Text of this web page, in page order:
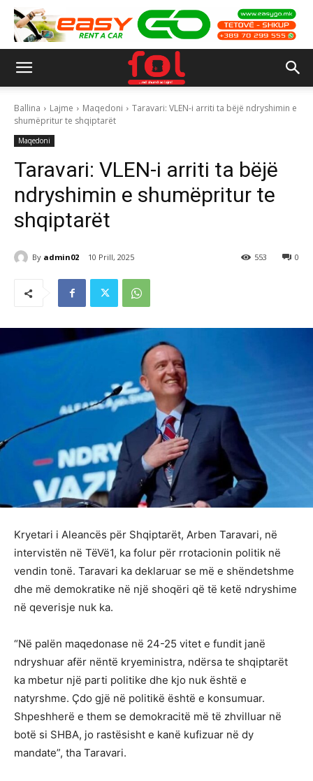
Ballina Lajme Maqedoni
Taravari: VLEN-i arriti ta bëjë ndryshimin e
shumëpritur te shqiptarët
Maqedoni
Taravari: VLEN-i arriti ta bëjë
ndryshimin e shumëpritur te
shqiptarët
By admin02 10 Prill, 2025 0
553
Kryetari i Aleancës për Shqiptarët, Arben Taravari, në
intervistën në TëVë1, ka folur për rrotacionin politik në
vendin tonë. Taravari ka deklaruar se më e shëndetshme
dhe më demokratike në një shoqëri që të ketë ndryshime
në qeverisje nuk ka.
“Në palën maqedonase në 24-25 vitet e fundit janë
ndryshuar afër nëntë kryeministra, ndërsa te shqiptarët
ka mbetur një parti politike dhe kjo nuk është e
natyrshme. Çdo gjë në politikë është e konsumuar.
Shpeshherë e them se demokracitë më të zhvilluar në
botë si SHBA, jo rastësisht e kanë kufizuar në dy
mandate”, tha Taravari.